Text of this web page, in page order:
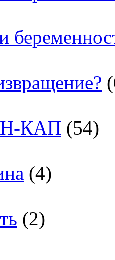
КАП (54)
(4)
(2)